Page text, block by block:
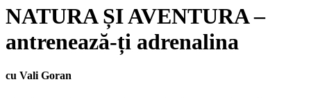
NATURA ȘI AVENTURA –
antrenează-ți adrenalina
cu Vali Goran